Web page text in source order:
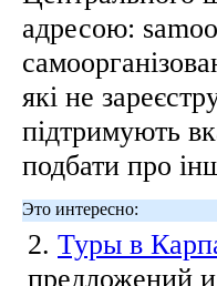
адресою:
які не
підтримують
подбати про
Это интересно:
2. Туры в
предложений